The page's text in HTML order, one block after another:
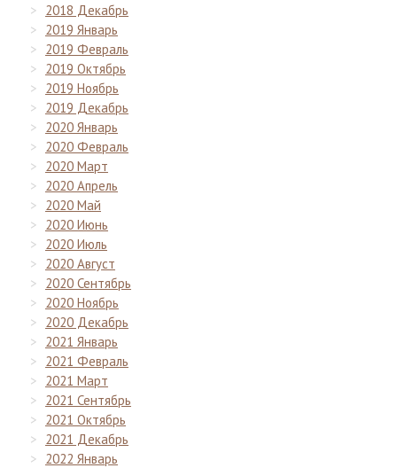
2018 Декабрь
2019 Январь
2019 Февраль
2019 Октябрь
2019 Ноябрь
2019 Декабрь
2020 Январь
2020 Февраль
2020 Март
2020 Апрель
2020 Май
2020 Июнь
2020 Июль
2020 Август
2020 Сентябрь
2020 Ноябрь
2020 Декабрь
2021 Январь
2021 Февраль
2021 Март
2021 Сентябрь
2021 Октябрь
2021 Декабрь
2022 Январь